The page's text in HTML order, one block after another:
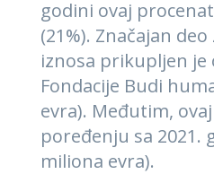
godini ovaj
(21%). Značajan
iznosa prikupljen je
Fondacije Budi
evra). Međutim,
poređenju sa 2021.
miliona evra).